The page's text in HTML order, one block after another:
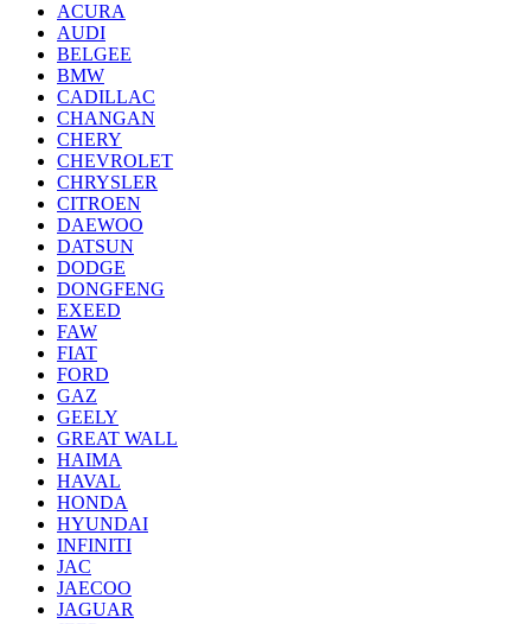
ACURA
AUDI
BELGEE
BMW
CADILLAC
CHANGAN
CHERY
CHEVROLET
CHRYSLER
CITROEN
DAEWOO
DATSUN
DODGE
DONGFENG
EXEED
FAW
FIAT
FORD
GAZ
GEELY
GREAT WALL
HAIMA
HAVAL
HONDA
HYUNDAI
INFINITI
JAC
JAECOO
JAGUAR